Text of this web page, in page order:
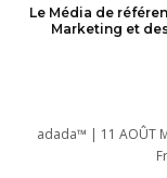
Le Média de
Marketing et
adada™ | 11 AOÛT